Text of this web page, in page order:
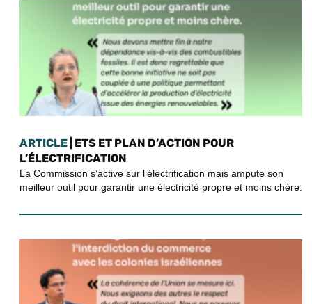
ARTICLE | ETS ET PLAN D’ACTION POUR
L’ÉLECTRIFICATION
La Commission s’active sur l’électrification mais ampute son
meilleur outil pour garantir une électricité propre et moins chère.